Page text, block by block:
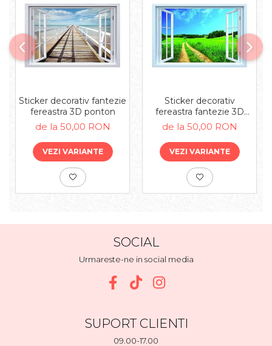
Sticker decorativ fantezie
fereastra 3D ponton
de la 50,00 RON
VEZI VARIANTE
Sticker decorativ
fereastra fantezie 3D
campie
de la 50,00 RON
VEZI VARIANTE
SOCIAL
Urmareste-ne in social media
SUPORT CLIENTI
09.00-17.00